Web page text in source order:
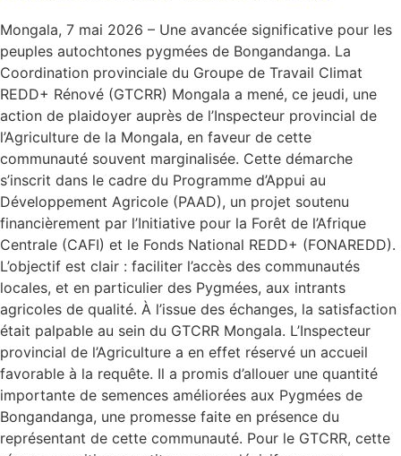
Mongala, 7 mai 2026 – Une avancée significative pour les
peuples autochtones pygmées de Bongandanga. La
Coordination provinciale du Groupe de Travail Climat
REDD+ Rénové (GTCRR) Mongala a mené, ce jeudi, une
action de plaidoyer auprès de l’Inspecteur provincial de
l’Agriculture de la Mongala, en faveur de cette
communauté souvent marginalisée. Cette démarche
s’inscrit dans le cadre du Programme d’Appui au
Développement Agricole (PAAD), un projet soutenu
financièrement par l’Initiative pour la Forêt de l’Afrique
Centrale (CAFI) et le Fonds National REDD+ (FONAREDD).
L’objectif est clair : faciliter l’accès des communautés
locales, et en particulier des Pygmées, aux intrants
agricoles de qualité. À l’issue des échanges, la satisfaction
était palpable au sein du GTCRR Mongala. L’Inspecteur
provincial de l’Agriculture a en effet réservé un accueil
favorable à la requête. Il a promis d’allouer une quantité
importante de semences améliorées aux Pygmées de
Bongandanga, une promesse faite en présence du
représentant de cette communauté. Pour le GTCRR, cette